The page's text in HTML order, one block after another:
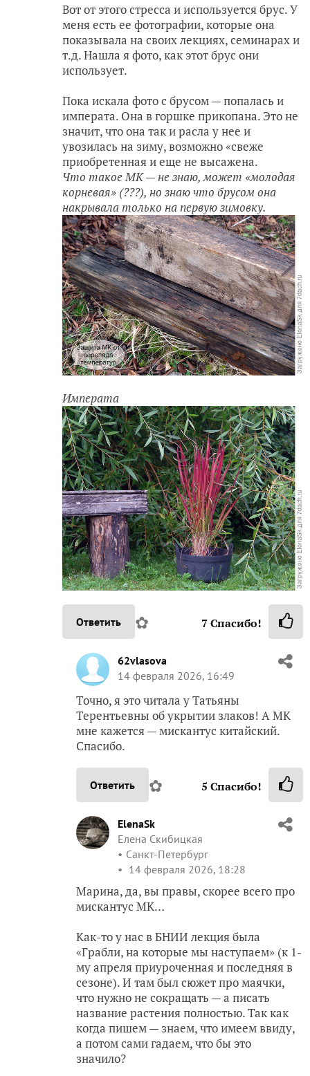
Вот от этого стресса и используется брус. У
меня есть ее фотографии, которые она
показывала на своих лекциях, семинарах и
т.д. Нашла я фото, как этот брус они
использует.
Пока искала фото с брусом — попалась и
императа. Она в горшке прикопана. Это не
значит, что она так и расла у нее и
увозилась на зиму, возможно «свеже
приобретенная и еще не высажена.
Что такое МК — не знаю, может «молодая
корневая» (???), но знаю что брусом она
накрывала только на первую зимовку.
Императа
Ответить ✿ 7Спасибо!
62vlasova
14 февраля 2026, 16:49
Точно, я это читала у Татьяны
Терентьевны об укрытии злаков! А МК
мне кажется — мискантус китайский.
Спасибо.
Ответить ✿ 5 Спасибо!
ElenaSk
Елена Скибицкая
Санкт-Петербург
14 февраля 2026, 18:28
Марина, да, вы правы, скорее всего про
мискантус МК…
Как-то у нас в БНИИ лекция была
«Грабли, на которые мы наступаем» (к 1-
му апреля приуроченная и последняя в
сезоне). И там был сюжет про маячки,
что нужно не сокращать — а писать
название растения полностью. Так как
когда пишем — знаем, что имеем ввиду,
а потом сами гадаем, что бы это
значило?